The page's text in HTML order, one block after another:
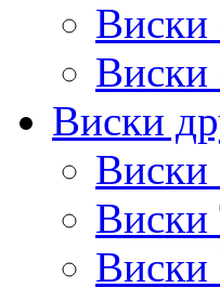
Виски
Виски
Виски
Виски
Виски
Виски